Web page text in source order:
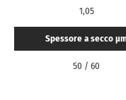
1,05
Spessore a secco
50 / 60